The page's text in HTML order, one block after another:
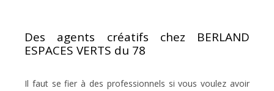
Des agents créatifs chez BERLAND
ESPACES VERTS du 78
Il faut se fier à des professionnels si vous voulez avoir